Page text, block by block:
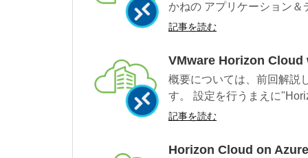
かねの アプリケーション
記事を読む
VMware Horizon Cloud
概要については、前回解説
す。 設定を行うまえに
記事を読む
Horizon Cloud on